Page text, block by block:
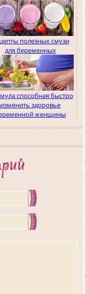
полезных смузи
для беременных
способная быстро
изменить здоровье
женщины